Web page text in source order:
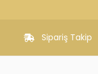
Sipariş Takip